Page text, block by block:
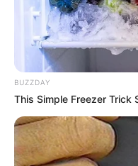
BUZZDAY
This Simple Freezer Trick